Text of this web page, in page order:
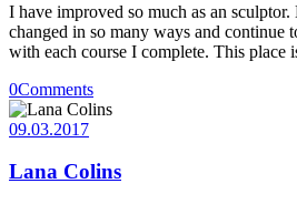
I have improved so much as an
changed in so many ways and continue
with each course I complete. This place
0Comments
09.03.2017
Lana Colins